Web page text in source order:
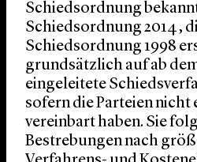
Schiedsordnung
Schiedsordnung 2014,
Schiedsordnung 1998
grundsätzlich auf ab
eingeleitete
sofern die Parteien nicht
vereinbart haben. Sie
Bestrebungen nach